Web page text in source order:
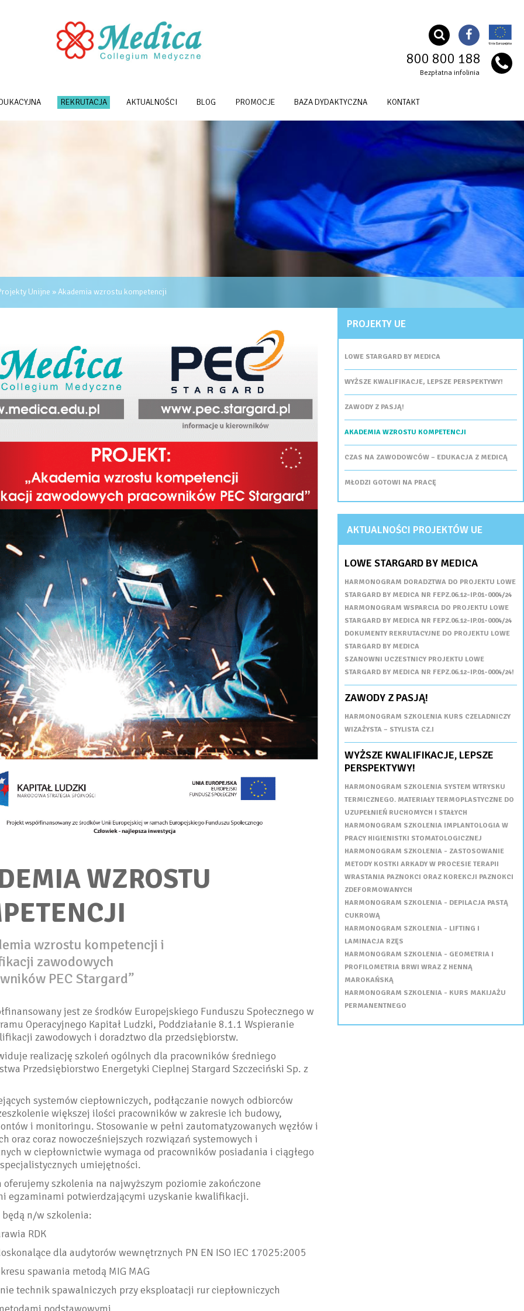
800 800 188
Bezpłatna infolinia
REKRUTACJA AKTUALNOŚCI BLOG PROMOCJE BAZA DYDAKTYCZNA KONTAKT
Unijne » Akademia wzrostu kompetencji
WZROSTU
wzrostu kompetencji i
zawodowych
PEC Stargard”
jest ze środków Europejskiego Funduszu Społecznego w
Operacyjnego Kapitał Ludzki, Poddziałanie 8.1.1 Wspieranie
zawodowych i doradztwo dla przedsiębiorstw.
realizację szkoleń ogólnych dla pracowników średniego
Przedsiębiorstwo Energetyki Cieplnej Stargard Szczeciński Sp. z
systemów ciepłowniczych, podłączanie nowych odbiorców
większej ilości pracowników w zakresie ich budowy,
i monitoringu. Stosowanie w pełni zautomatyzowanych węzłów i
oraz coraz nowocześniejszych rozwiązań systemowych i
w ciepłownictwie wymaga od pracowników posiadania i ciągłego
umiejętności.
szkolenia na najwyższym poziomie zakończone
egzaminami potwierdzającymi uzyskanie kwalifikacji.
będą n/w szkolenia:
RDK
dla audytorów wewnętrznych PN EN ISO IEC 17025:2005
spawania metodą MIG MAG
technik spawalniczych przy eksploatacji rur ciepłowniczych
PROJEKTY UE
LOWE STARGARD BY MEDICA
WYŻSZE KWALIFIKACJE, LEPSZE PERSPEKTYWY!
ZAWODY Z PASJĄ!
AKADEMIA WZROSTU KOMPETENCJI
CZAS NA ZAWODOWCÓW – EDUKACJA Z MEDICĄ
MŁODZI GOTOWI NA PRACĘ
AKTUALNOŚCI PROJEKTÓW UE
LOWE STARGARD BY MEDICA
HARMONOGRAM DORADZTWA DO PROJEKTU LOWE
STARGARD BY MEDICA NR FEPZ.06.12-IP.01-0004/24
HARMONOGRAM WSPARCIA DO PROJEKTU LOWE
STARGARD BY MEDICA NR FEPZ.06.12-IP.01-0004/24
DOKUMENTY REKRUTACYJNE DO PROJEKTU LOWE
STARGARD BY MEDICA
SZANOWNI UCZESTNICY PROJEKTU LOWE
STARGARD BY MEDICA NR FEPZ.06.12-IP.01-0004/24!
ZAWODY Z PASJĄ!
HARMONOGRAM SZKOLENIA KURS CZELADNICZY
WIZAŻYSTA – STYLISTA CZ.I
WYŻSZE KWALIFIKACJE, LEPSZE
PERSPEKTYWY!
HARMONOGRAM SZKOLENIA SYSTEM WTRYSKU
TERMICZNEGO. MATERIAŁY TERMOPLASTYCZNE DO
UZUPEŁNIEŃ RUCHOMYCH I STAŁYCH
HARMONOGRAM SZKOLENIA IMPLANTOLOGIA W
PRACY HIGIENISTKI STOMATOLOGICZNEJ
HARMONOGRAM SZKOLENIA - ZASTOSOWANIE
METODY KOSTKI ARKADY W PROCESIE TERAPII
WRASTANIA PAZNOKCI ORAZ KOREKCJI PAZNOKCI
ZDEFORMOWANYCH
HARMONOGRAM SZKOLENIA - DEPILACJA PASTĄ
CUKROWĄ
HARMONOGRAM SZKOLENIA - LIFTING I
LAMINACJA RZĘS
HARMONOGRAM SZKOLENIA - GEOMETRIA I
PROFILOMETRIA BRWI WRAZ Z HENNĄ
MAROKAŃSKĄ
HARMONOGRAM SZKOLENIA - KURS MAKIJAŻU
PERMANENTNEGO